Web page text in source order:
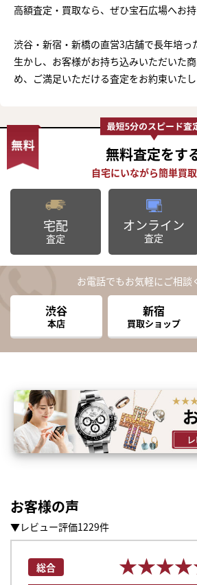
高額査定・買取なら、ぜひ宝石広場へお持
渋谷・新宿・新橋の直営3店舗で長年培っ
生かし、お客様がお持ち込みいただいた
め、ご満足いただける査定をお約束いたし
無料査定をす
宅配
査定
オンライン
査定
お電話でもお気軽にご相談
渋谷
本店
新宿
買取ショップ
お客様の声
▼レビュー評価1229件
総合